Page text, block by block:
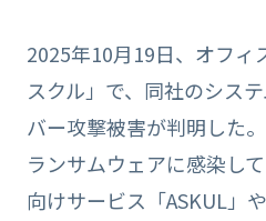
2025年10月19日、オフィ
スクル」で、同社のシス
バー攻撃被害が判明した。
ランサムウェアに感染し
向けサービス「ASKUL」